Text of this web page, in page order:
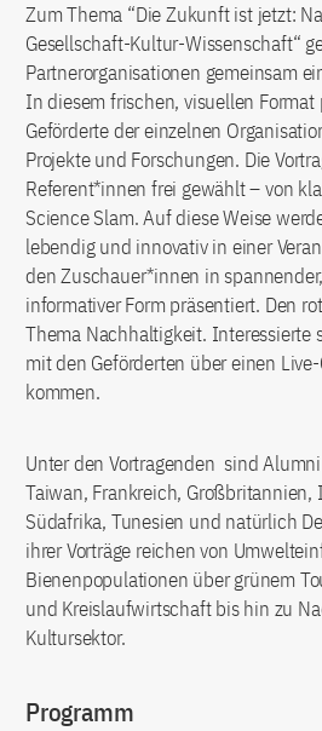
Zum Thema “Die Zukunft ist jetzt:
Gesellschaft-Kultur-Wissenschaft“
Partnerorganisationen gemeinsam
In diesem frischen, visuellen Format
Geförderte der einzelnen
Projekte und Forschungen. Die
Referent*innen frei gewählt – von
Science Slam. Auf diese Weise
lebendig und innovativ in einer
den Zuschauer*innen in
informativer Form präsentiert. Den
Thema Nachhaltigkeit. Interessierte
mit den Geförderten über einen
kommen.
Unter den Vortragenden sind
Taiwan, Frankreich,
Südafrika, Tunesien und natürlich
ihrer Vorträge reichen von
Bienenpopulationen über grünem
und Kreislaufwirtschaft bis hin zu
Kultursektor.
Programm